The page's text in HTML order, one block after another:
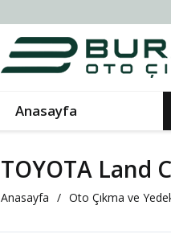
Anasayfa
TOYOTA Land
Anasayfa Oto Çıkma ve